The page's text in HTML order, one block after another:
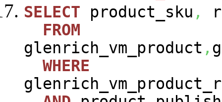
SELECT product_sku ,
FROM
glenrich_vm_product ,
WHERE